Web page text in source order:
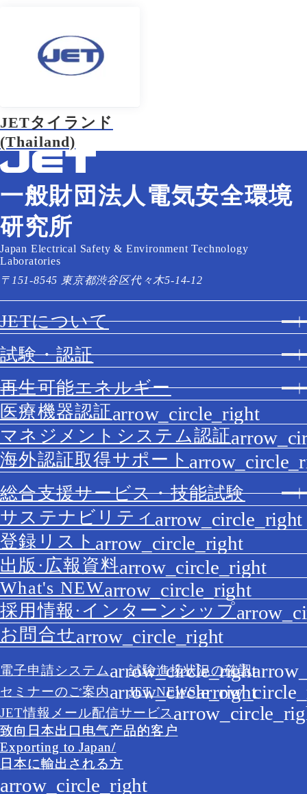
JETタイランド
(Thailand)
一般財団法人電気安全環境
研究所
Japan Electrical Safety & Environment Technology
Laboratories
〒151-8545 東京都渋谷区代々木5-14-12
JETについて
サステナビリティ
登録リスト
出版·広報資料
What's NEW
採用情報·インターンシップ
お問合せ
試験・認証
再生可能エネルギー
医療機器認証
マネジメントシステム認証
海外認証取得サポート
総合支援サービス・技能試験
電子申請システム
試験進捗状況の確認
セミナーのご案内
JET NEWS
JET情報メール配信サービス
致向日本出口电气产品的客户
Exporting to Japan/
日本に輸出される方